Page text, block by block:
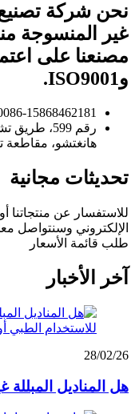
نحن شركة
وISO9001.
15868462181
رقم 599،
هانغتشو، مقاطعة
تحديثات مجانية
للاستفسار عن منتجاتنا
الإلكتروني وسنتواصل معك
طلب قائمة الأسعار
آخر الأخبار
28/02/26
هل المناديل